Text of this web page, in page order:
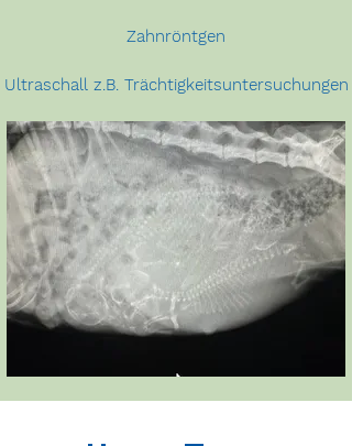
Zahnröntgen
Ultraschall z.B. Trächtigkeitsuntersuchungen